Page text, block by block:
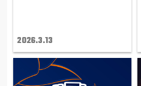
2026.3.13